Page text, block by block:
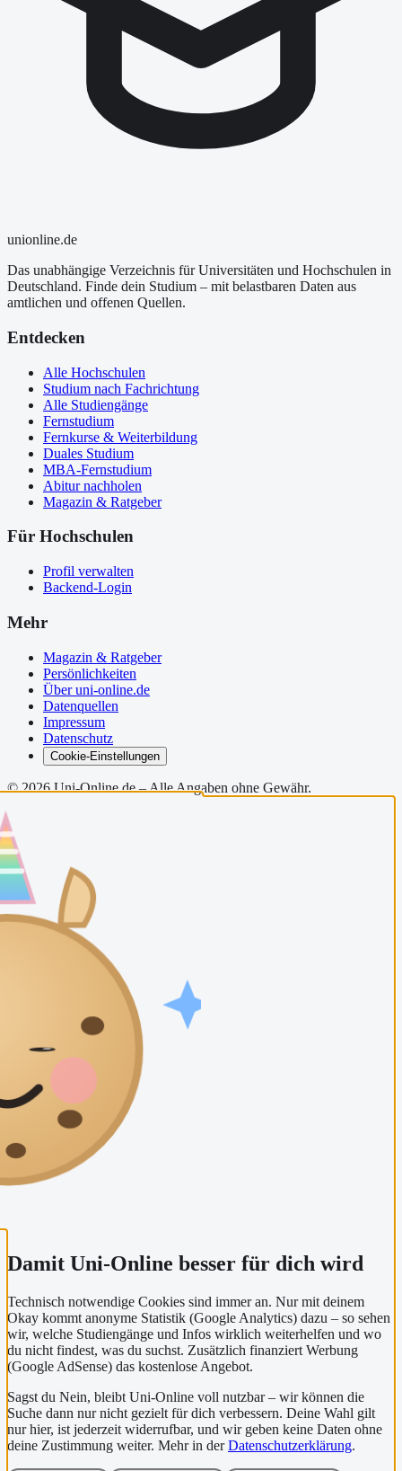
unionline.de
Das unabhängige Verzeichnis für Universitäten und Hochschulen in
Deutschland. Finde dein Studium – mit belastbaren Daten aus
amtlichen und offenen Quellen.
Entdecken
Alle Hochschulen
Studium nach Fachrichtung
Alle Studiengänge
Fernstudium
Fernkurse & Weiterbildung
Duales Studium
MBA-Fernstudium
Abitur nachholen
Magazin & Ratgeber
Für Hochschulen
Profil verwalten
Backend-Login
Mehr
Magazin & Ratgeber
Persönlichkeiten
Über uni-online.de
Datenquellen
Impressum
Datenschutz
Cookie-Einstellungen
©2026Uni-Online.de – Alle Angaben ohne Gewähr.
Damit Uni-Online besser für dich wird
Technisch notwendige Cookies sind immer an. Nur mit deinem
Okay kommt anonyme Statistik (Google Analytics) dazu – so sehen
wir, welche Studiengänge und Infos wirklich weiterhelfen und wo
du nicht findest, was du suchst. Zusätzlich finanziert Werbung
(Google AdSense) das kostenlose Angebot.
Sagst du Nein, bleibt Uni-Online voll nutzbar – wir können die
Suche dann nur nicht gezielt für dich verbessern. Deine Wahl gilt
nur hier, ist jederzeit widerrufbar, und wir geben keine Daten ohne
deine Zustimmung weiter. Mehr in der Datenschutzerklärung.